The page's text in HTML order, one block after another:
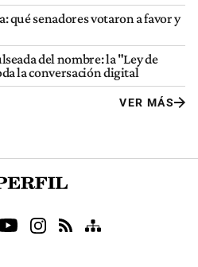
qué senadores votaron a favor y
del nombre: la "Ley de
la conversación digital
VER MÁS